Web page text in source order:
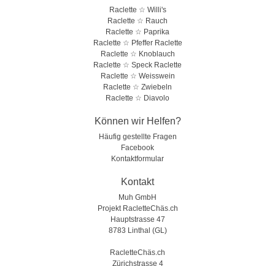
Raclette ☆ Willi's
Raclette ☆ Rauch
Raclette ☆ Paprika
Raclette ☆ Pfeffer Raclette
Raclette ☆ Knoblauch
Raclette ☆ Speck Raclette
Raclette ☆ Weisswein
Raclette ☆ Zwiebeln
Raclette ☆ Diavolo
Können wir Helfen?
Häufig gestellte Fragen
Facebook
Kontaktformular
Kontakt
Muh GmbH
Projekt RacletteChäs.ch
Hauptstrasse 47
8783 Linthal (GL)
RacletteChäs.ch
Zürichstrasse 4